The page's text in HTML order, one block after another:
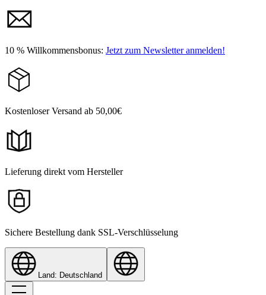
10 % Willkommensbonus: Jetzt zum Newsletter anmelden!
Kostenloser Versand ab 50,00€
Lieferung direkt vom Hersteller
Sichere Bestellung dank SSL-Verschlüsselung
Land: Deutschland